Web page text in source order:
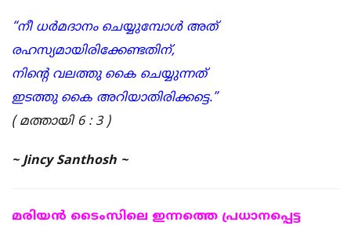
“നീ ധർമദാനം ചെയ്യുമ്പോൾ അത്
രഹസ്യമായിരിക്കേണ്ടതിന്,
നിൻ്റെ വലത്തു കൈ ചെയ്യുന്നത്
ഇടത്തു കൈ അറിയാതിരിക്കട്ടെ.”
( മത്തായി 6 : 3 )
~ Jincy Santhosh ~
മരിയന്‍ ടൈംസിലെ ഇന്നത്തെ പ്രധാനപ്പെട്ട